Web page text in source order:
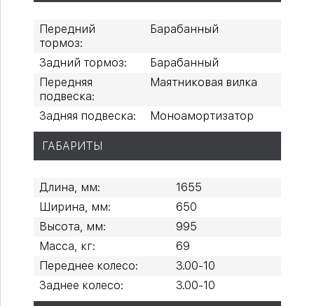
Передний
тормоз:
Барабанный
Задний тормоз:
Барабанный
Передняя
подвеска:
Маятниковая вилка
Задняя подвеска: Моноамортизатор
ГАБАРИТЫ
Длина, мм:
1655
Ширина, мм:
650
Высота, мм:
995
Масса, кг:
69
Переднее колесо:
3.00-10
Заднее колесо:
3.00-10